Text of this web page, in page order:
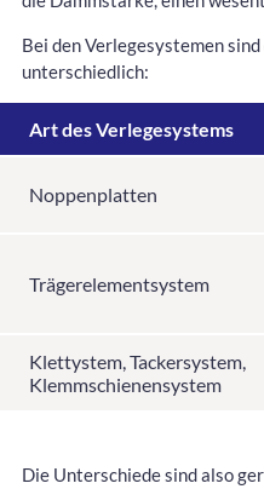
Bei den Verlegesystemen
unterschiedlich:
Art des Verlegesystems
Noppenplatten
Trägerelementsystem
Klettystem, Tackersystem,
Klemmschienensystem
Die Unterschiede sind also